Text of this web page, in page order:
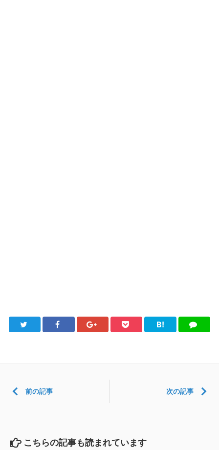
Twitter FacebookGoogle+Pocket
B!
は
LINE
前の記事 次の記事
こちらの記事も読まれています